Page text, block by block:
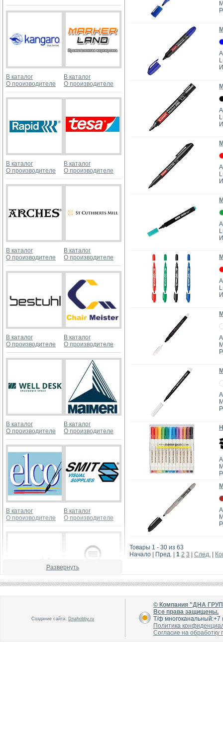
В каталог
О производителе
В каталог
О производителе
В каталог
О производителе
В каталог
О производителе
В каталог
О производителе
В каталог
О производителе
В каталог
О производителе
В каталог
О производителе
В каталог
О производителе
В каталог
О производителе
В каталог
О производителе
В каталог
О производителе
Развернуть
Товары 1 - 30 из 63
Начало | Пред. | 1 2 3 След.
Создание сайта: Dnahobby.ru
© Компания "ДНА
Все права защищены.
Т/ф
Политика
Согласие на